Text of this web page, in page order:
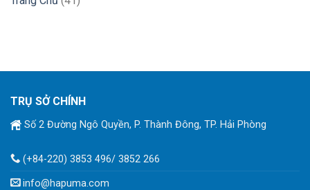
TRỤ SỞ CHÍNH
Số 2 Đường Ngô Quyền, P. Thành Đông, TP. Hải Phòng
(+84-220) 3853 496/ 3852 266
info@hapuma.com